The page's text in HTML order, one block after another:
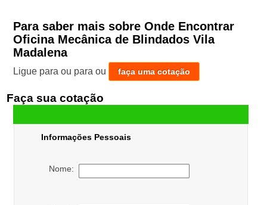
Para saber mais sobre Onde Encontrar
Oficina Mecânica de Blindados Vila
Madalena
Ligue para ou para ou faça uma cotação
Faça sua cotação
Informações Pessoais
Nome: